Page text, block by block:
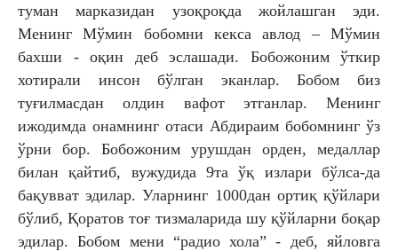
туман марказидан узоқроқда жойлашган эди.
Менинг Мўмин бобомни кекса авлод – Мўмин
бахши - оқин деб эслашади. Бобожоним ўткир
хотирали инсон бўлган эканлар. Бобом биз
туғилмасдан олдин вафот этганлар. Менинг
ижодимда онамнинг отаси Абдираим бобомнинг ўз
ўрни бор. Бобожоним урушдан орден, медаллар
билан қайтиб, вужудида 9та ўқ излари бўлса-да
бақувват эдилар. Уларнинг 1000дан ортиқ қўйлари
бўлиб, Қоратов тоғ тизмаларида шу қўйларни боқар
эдилар. Бобом мени “радио хола” - деб, яйловга